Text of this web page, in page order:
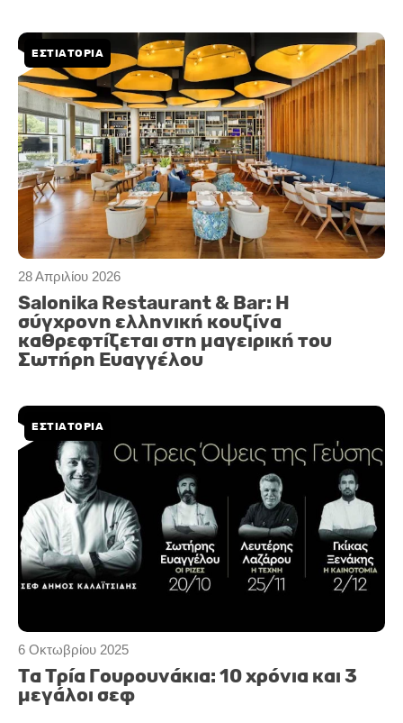
28 Απριλίου 2026
ΕΣΤΙΑΤΟΡΙΑ
Salonika Restaurant & Bar: Η
σύγχρονη ελληνική κουζίνα
καθρεφτίζεται στη μαγειρική του
Σωτήρη Ευαγγέλου
6 Οκτωβρίου 2025
ΕΣΤΙΑΤΟΡΙΑ
Τα Τρία Γουρουνάκια: 10 χρόνια και 3
μεγάλοι σεφ